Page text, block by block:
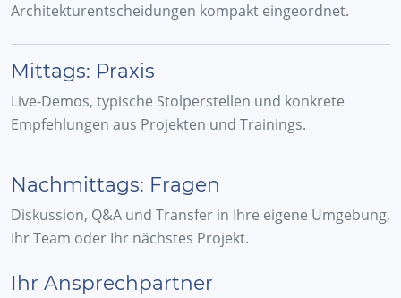
Architekturentscheidungen kompakt eingeordnet.
Mittags: Praxis
Live-Demos, typische Stolperstellen und konkrete
Empfehlungen aus Projekten und Trainings.
Nachmittags: Fragen
Diskussion, Q&A und Transfer in Ihre eigene Umgebung,
Ihr Team oder Ihr nächstes Projekt.
Ihr Ansprechpartner